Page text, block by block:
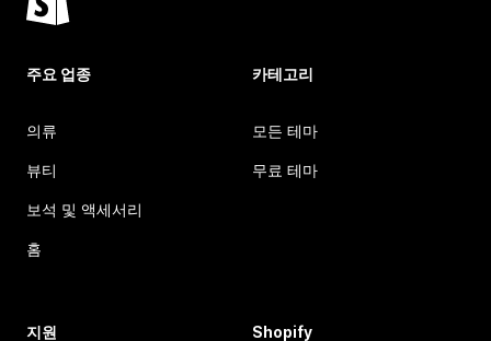
주요 업종
의류
뷰티
보석 및 액세서리
홈
카테고리
모든 테마
무료 테마
지원 Shopify